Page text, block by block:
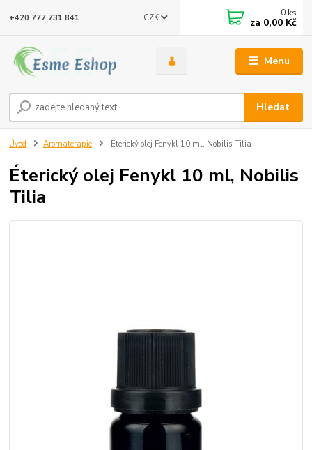
Menu
CZK
Hledat
+420 777 731 841 0 ks
za 0,00 Kč
Úvod Aromaterapie Éterický olej Fenykl 10 ml, Nobilis Tilia
Éterický olej Fenykl 10 ml, Nobilis
Tilia